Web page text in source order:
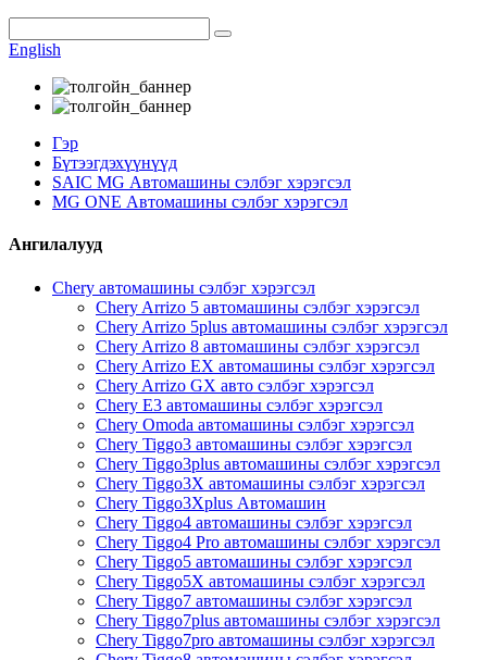
English
Гэр
Бүтээгдэхүүнүүд
SAIC MG Автомашины сэлбэг хэрэгсэл
MG ONE Автомашины сэлбэг хэрэгсэл
Ангилалууд
Chery автомашины сэлбэг хэрэгсэл
Chery Arrizo 5 автомашины сэлбэг хэрэгсэл
Chery Arrizo 5plus автомашины сэлбэг хэрэгсэл
Chery Arrizo 8 автомашины сэлбэг хэрэгсэл
Chery Arrizo EX автомашины сэлбэг хэрэгсэл
Chery Arrizo GX авто сэлбэг хэрэгсэл
Chery E3 автомашины сэлбэг хэрэгсэл
Chery Omoda автомашины сэлбэг хэрэгсэл
Chery Tiggo3 автомашины сэлбэг хэрэгсэл
Chery Tiggo3plus автомашины сэлбэг хэрэгсэл
Chery Tiggo3X автомашины сэлбэг хэрэгсэл
Chery Tiggo3Xplus Автомашин
Chery Tiggo4 автомашины сэлбэг хэрэгсэл
Chery Tiggo4 Pro автомашины сэлбэг хэрэгсэл
Chery Tiggo5 автомашины сэлбэг хэрэгсэл
Chery Tiggo5X автомашины сэлбэг хэрэгсэл
Chery Tiggo7 автомашины сэлбэг хэрэгсэл
Chery Tiggo7plus автомашины сэлбэг хэрэгсэл
Chery Tiggo7pro автомашины сэлбэг хэрэгсэл